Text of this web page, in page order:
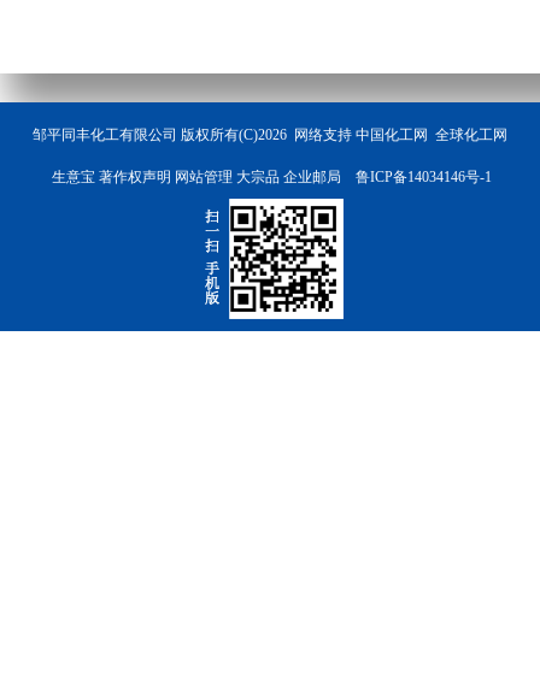
邹平同丰化工有限公司 版权所有(C)2026 网络支持 中国化工网 全球化工网
生意宝 著作权声明 网站管理 大宗品 企业邮局 鲁ICP备14034146号-1